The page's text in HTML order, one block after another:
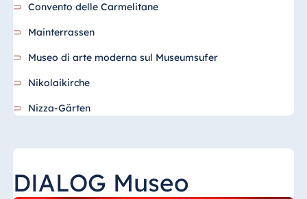
Convento delle Carmelitane
Mainterrassen
Museo di arte moderna sul Museumsufer
Nikolaikirche
Nizza-Gärten
DIALOG Museo